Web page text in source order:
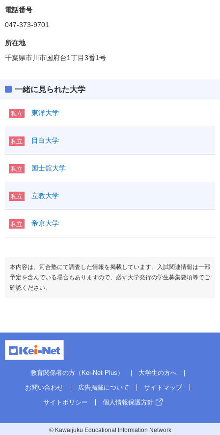
偏差値
サービス創造学部
偏差値
商経学部
電話番号
047-373-9701
所在地
千葉県市川市国府台1丁目3番1号
一緒に見られた大学
私立 東洋大学
私立 目白大学
私立 国士舘大学
私立 立教大学
私立 帝京大学
本内容は、河合塾にて調査した情報を掲載しています。入試関連情報は一部
予定を含んでいる場合もありますので、必ず大学発行の学生募集要項等でご
確認ください。
教育関係者の方（Kei-Net Plus）
大学生の方へ
お問い合わせ
広告掲載について
サイトマップ
サイトポリシー
個人情報保護方針
© Kawaijuku Educational Information Network